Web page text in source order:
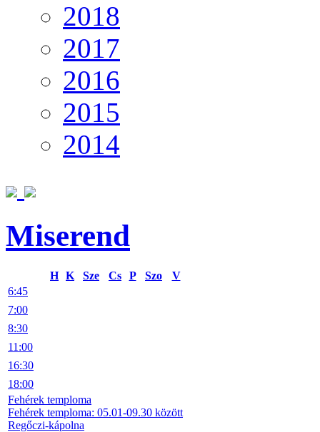
2018
2017
2016
2015
2014
Miserend
H K Sze Cs P Szo
V
6:45
7:00
8:30
11:00
16:30
18:00
Fehérek temploma
Fehérek temploma: 05.01-09.30 között
Regőczi-kápolna